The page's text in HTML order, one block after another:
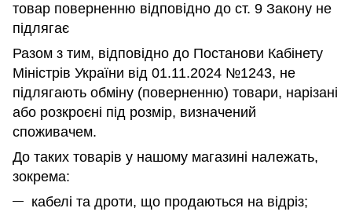
товар поверненню відповідно до ст. 9 Закону не
підлягає
Разом з тим, відповідно до Постанови Кабінету
Міністрів України від 01.11.2024 №1243, не
підлягають обміну (поверненню) товари, нарізані
або розкроєні під розмір, визначений
споживачем.
До таких товарів у нашому магазині належать,
зокрема:
кабелі та дроти, що продаються на відріз;